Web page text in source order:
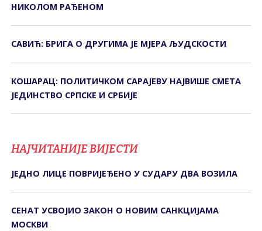
НИКОЛОМ РАЂЕНОМ
САВИЋ: БРИГА О ДРУГИМА ЈЕ МЈЕРА ЉУДСКОСТИ
КОШАРАЦ: ПОЛИТИЧКОМ САРАЈЕВУ НАЈВИШЕ СМЕТА
ЈЕДИНСТВО СРПСКЕ И СРБИЈЕ
НАЈЧИТАНИЈЕ ВИЈЕСТИ
ЈЕДНО ЛИЦЕ ПОВРИЈЕЂЕНО У СУДАРУ ДВА ВОЗИЛА
СЕНАТ УСВОЈИО ЗАКОН О НОВИМ САНКЦИЈАМА
МОСКВИ